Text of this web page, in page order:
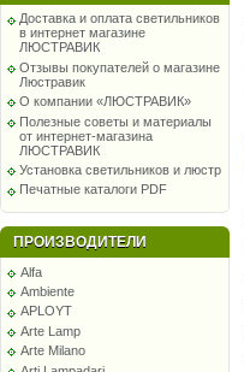
Доставка и оплата светильников
в интернет магазине
ЛЮСТРАВИК
Отзывы покупателей о магазине
Люстравик
О компании «ЛЮСТРАВИК»
Полезные советы и материалы
от интернет-магазина
ЛЮСТРАВИК
Установка светильников и люстр
Печатные каталоги PDF
ПРОИЗВОДИТЕЛИ
Alfa
Ambiente
APLOYT
Arte Lamp
Arte Milano